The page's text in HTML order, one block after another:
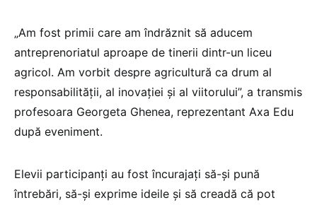
„Am fost primii care am îndrăznit să aducem
antreprenoriatul aproape de tinerii dintr-un liceu
agricol. Am vorbit despre agricultură ca drum al
responsabilității, al inovației și al viitorului”, a transmis
profesoara Georgeta Ghenea, reprezentant Axa Edu
după eveniment.
Elevii participanți au fost încurajați să-și pună
întrebări, să-și exprime ideile și să creadă că pot